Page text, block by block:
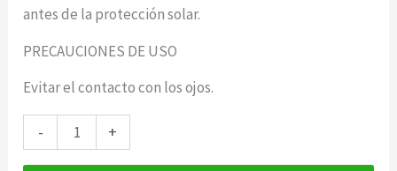
antes de la protección solar.
PRECAUCIONES DE USO
Evitar el contacto con los ojos.
-
Alba
+